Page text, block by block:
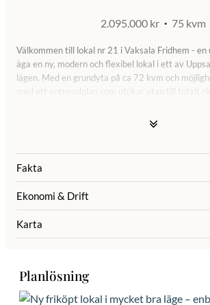
Planlösning
2.095.000 kr 75 kvm
Välkommen till lokal nr 21 i Vaksala Fridhem -
äga en ny, modern och flexibel lokal i ett av
lägen. Med en grundyta på ca 72 kvm och
med ett entresolplan som utökar ytan till totalt
takhöjden på upp till 5,65 meter skapar en ljus
fönster och gångdörr, vilket ger smidig åtkomst
enkelt att installera pentry, toalett eller andra
port eller extra fönster för ännu bättre ljus och
Projekt Vaksala ligger strategiskt placerat nära
endast cirka 10 minuter från centrala Uppsala.
Fakta
Ekonomi & Drift
Karta